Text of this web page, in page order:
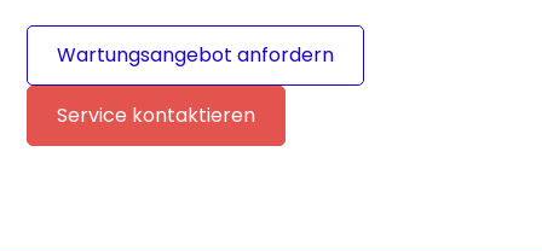
Wartungsangebot anfordern
Service kontaktieren